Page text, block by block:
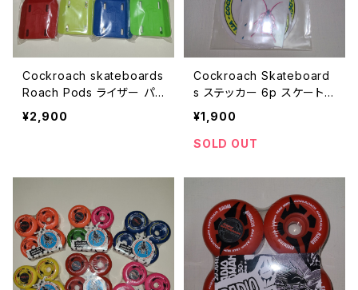
Cockroach skateboards
Roach Pods ライザー パッ
ド
¥2,900
Cockroach Skateboard
s ステッカー 6p スケート
ボード
¥1,900
SOLD OUT